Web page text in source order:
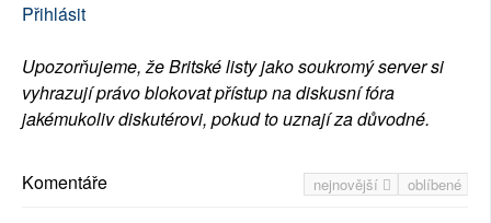
Přihlásit
Upozorňujeme, že Britské listy jako soukromý server si
vyhrazují právo blokovat přístup na diskusní fóra
jakémukoliv diskutérovi, pokud to uznají za důvodné.
nejnovější oblíbené
Komentáře